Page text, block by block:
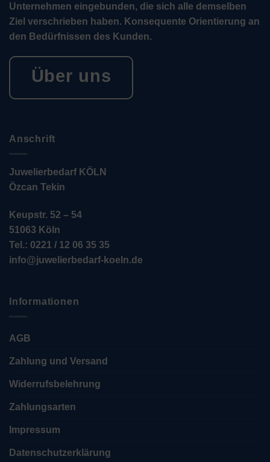
Unternehmen eingebunden, die sich alle demselben
Ziel verschrieben haben. Konsequente Orientierung an
den Bedürfnissen des Kunden.
Über uns
Anschrift
Juwelierbedarf KÖLN
Özcan Tekin
Keupstr. 52 – 54
51063 Köln
Tel.: 0221 / 12 06 35 35
info@juwelierbedarf-koeln.de
Informationen
AGB
Zahlung und Versand
Widerrufsbelehrung
Zahlungsarten
Impressum
Datenschutzerklärung